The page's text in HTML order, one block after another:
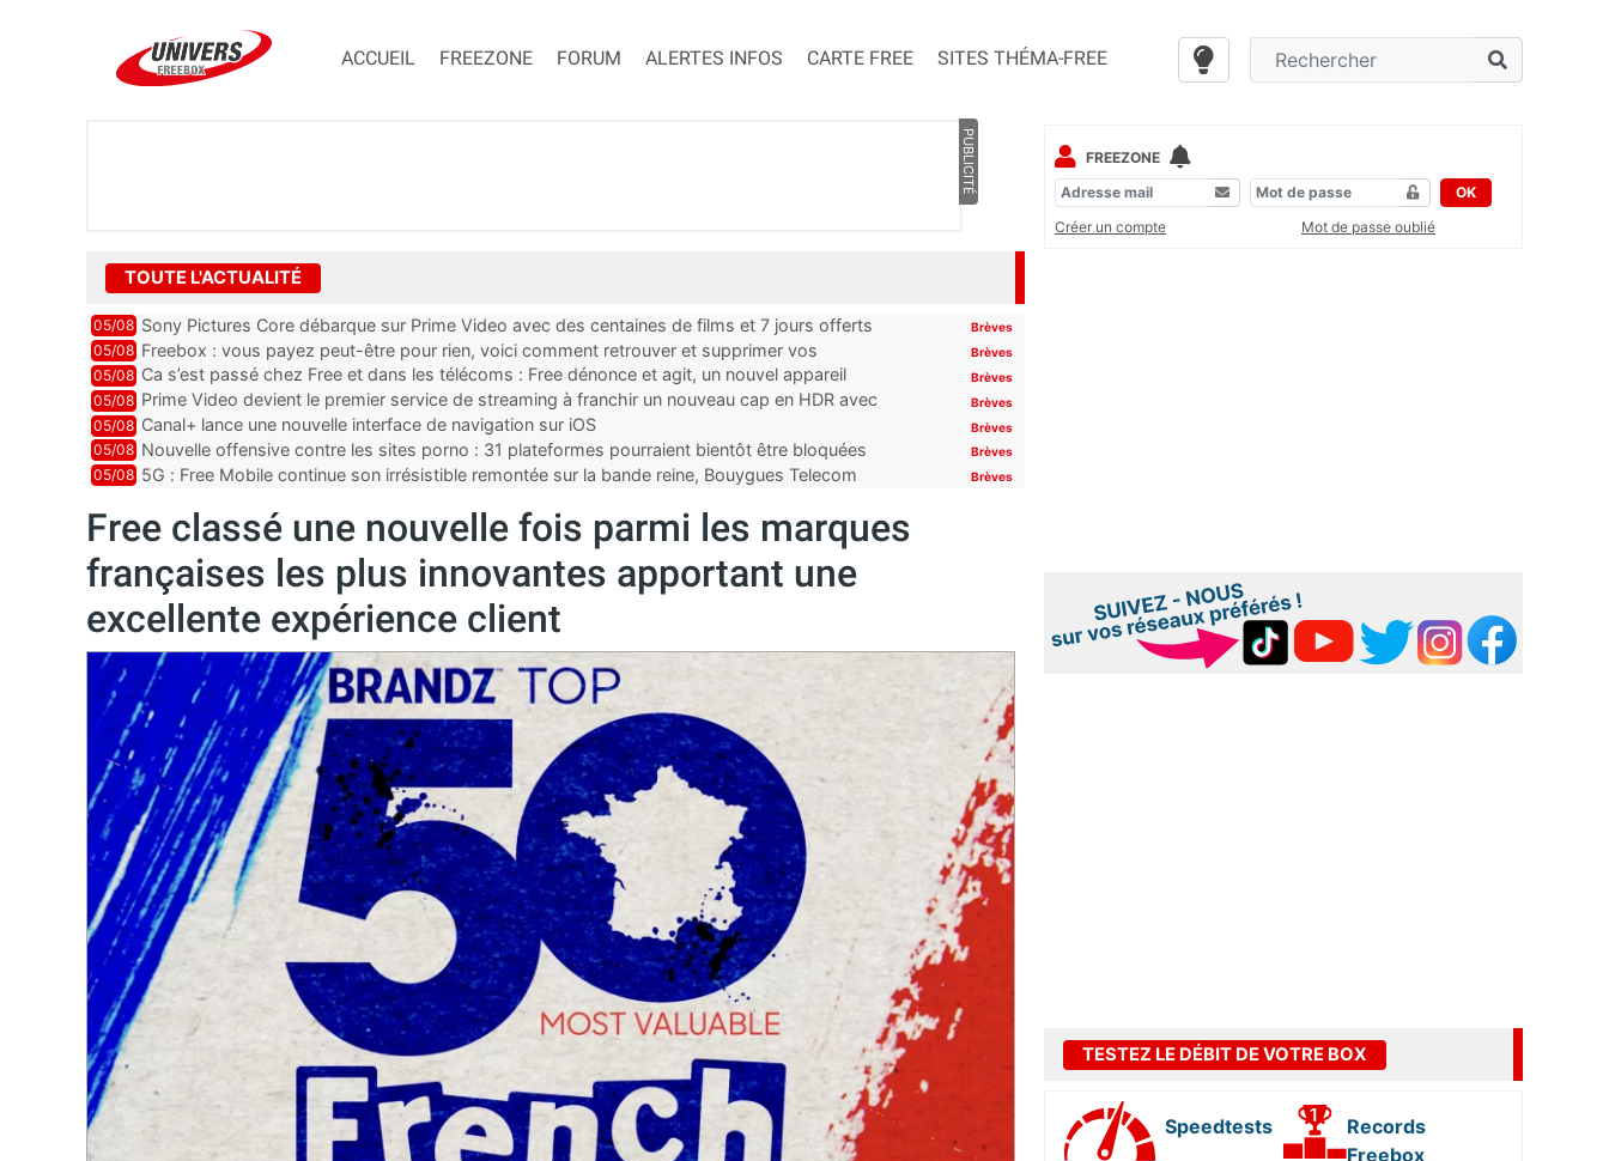
ACCUEIL FREEZONE FORUM ALERTES INFOS CARTE FREE SITES THÉMA-FREE
PUBLICITÉ
TOUTE L'ACTUALITÉ
05/08 Sony Pictures Core débarque sur Prime Video avec des centaines de films et 7 jours offerts Brèves
05/08 Freebox : vous payez peut-être pour rien, voici comment retrouver et supprimer vos
abonnements TV oubliés
Brèves
05/08 Ca s’est passé chez Free et dans les télécoms : Free dénonce et agit, un nouvel appareil
pointe le bout de...
Brèves
05/08 Prime Video devient le premier service de streaming à franchir un nouveau cap en HDR avec
ce lancement
Brèves
05/08 Canal+ lance une nouvelle interface de navigation sur iOS Brèves
05/08 Nouvelle offensive contre les sites porno : 31 plateformes pourraient bientôt être bloquées
par Orange, Free, SF...
Brèves
05/08 5G : Free Mobile continue son irrésistible remontée sur la bande reine, Bouygues Telecom
Brèves
Free classé une nouvelle fois parmi les marques
françaises les plus innovantes apportant une
excellente expérience client
FREEZONE
OK
Créer un compte
Mot de passe oublié
TESTEZ LE DÉBIT DE VOTRE BOX
Speedtests
Records
Freebox